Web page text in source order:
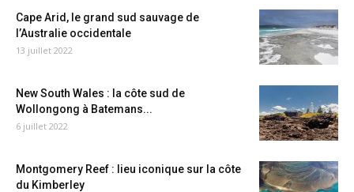
Cape Arid, le grand sud sauvage de
l’Australie occidentale
13 juillet 2022
New South Wales : la côte sud de
Wollongong à Batemans...
6 juillet 2022
Montgomery Reef : lieu iconique sur la côte
du Kimberley